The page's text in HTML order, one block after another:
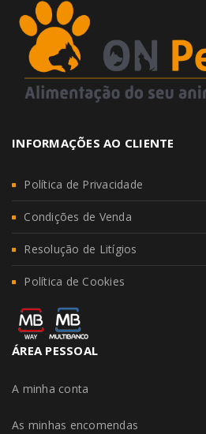
INFORMAÇÕES AO CLIENTE
Política de Privacidade
Condições de Venda
Resolução de Litígios
Política de Cookies
ÁREA PESSOAL
A minha conta
As minhas encomendas